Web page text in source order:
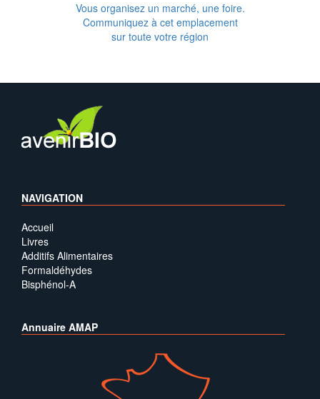
Vous organisez un marché, une foire.
Communiquez à cet emplacement
sur toute votre région
NAVIGATION
Accueil
Livres
Additifs Alimentaires
Formaldéhydes
Bisphénol-A
Annuaire AMAP